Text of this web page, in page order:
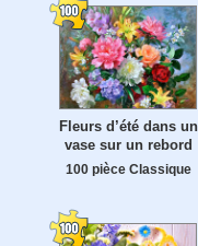
Fleurs d’été dans un
vase sur un rebord
100 pièce Classique